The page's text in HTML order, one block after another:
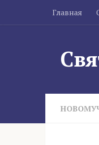
Skip to content
Главная